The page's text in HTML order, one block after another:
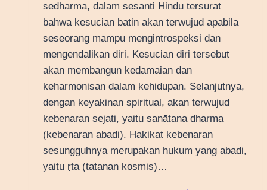
sedharma, dalam sesanti Hindu tersurat
bahwa kesucian batin akan terwujud apabila
seseorang mampu mengintrospeksi dan
mengendalikan diri. Kesucian diri tersebut
akan membangun kedamaian dan
keharmonisan dalam kehidupan. Selanjutnya,
dengan keyakinan spiritual, akan terwujud
kebenaran sejati, yaitu sanātana dharma
(kebenaran abadi). Hakikat kebenaran
sesungguhnya merupakan hukum yang abadi,
yaitu ṛta (tatanan kosmis)…